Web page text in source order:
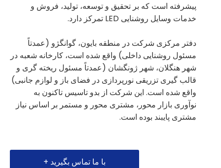
پیشرفته است که بر تحقیق و توسعه، تولید، فروش و
خدمات وسایل روشنایی LED تمرکز دارد.
دفتر مرکزی شرکت در منطقه بایون، گوانگژو (عمدتاً
مسئول روشنایی داخلی) واقع شده است، کارخانه شعبه در
شهر هنگلان، شهر ژونگشان (عمدتاً مسئول ریخته گری و
قالب گیری تزریقی نورپردازی در فضای باز و لوازم جانبی)
واقع شده است. این شرکت از بدو تاسیس تاکنون به
نوآوری بازار محور، مشتری محور و مستمر بر اساس نیاز
مشتری پایبند بوده است.
با ما تماس بگیرید +